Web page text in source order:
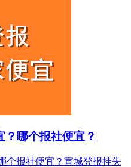
哪个报社便宜？
个报社便宜？宣城登报挂失